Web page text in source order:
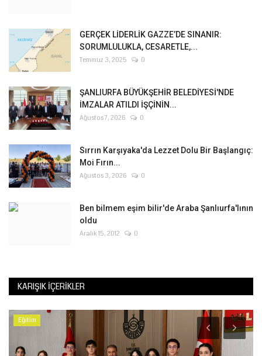
GERÇEK LİDERLİK GAZZE’DE SINANIR:
SORUMLULUKLA, CESARETLE,...
Temmuz 3, 2025 0
ŞANLIURFA BÜYÜKŞEHİR BELEDİYESİ'NDE
İMZALAR ATILDI İŞÇİNİN...
Ağustos 7, 2026 0
Sırrın Karşıyaka'da Lezzet Dolu Bir Başlangıç:
Moi Fırın...
Ağustos 3, 2026 0
Ben bilmem eşim bilir'de Araba Şanlıurfa'lının
oldu
Aralık 15, 2012 0
KARIŞIK İÇERIKLER
Eğitim